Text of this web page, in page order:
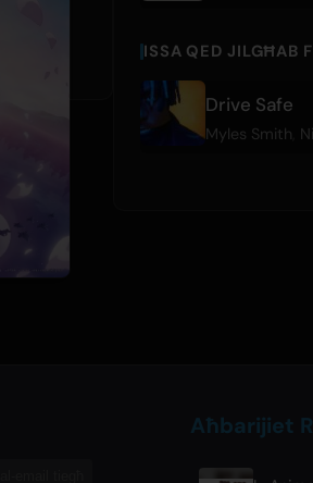
ISSA QED JILGĦAB
Drive Safe
Myles Smith
Aħbarijiet